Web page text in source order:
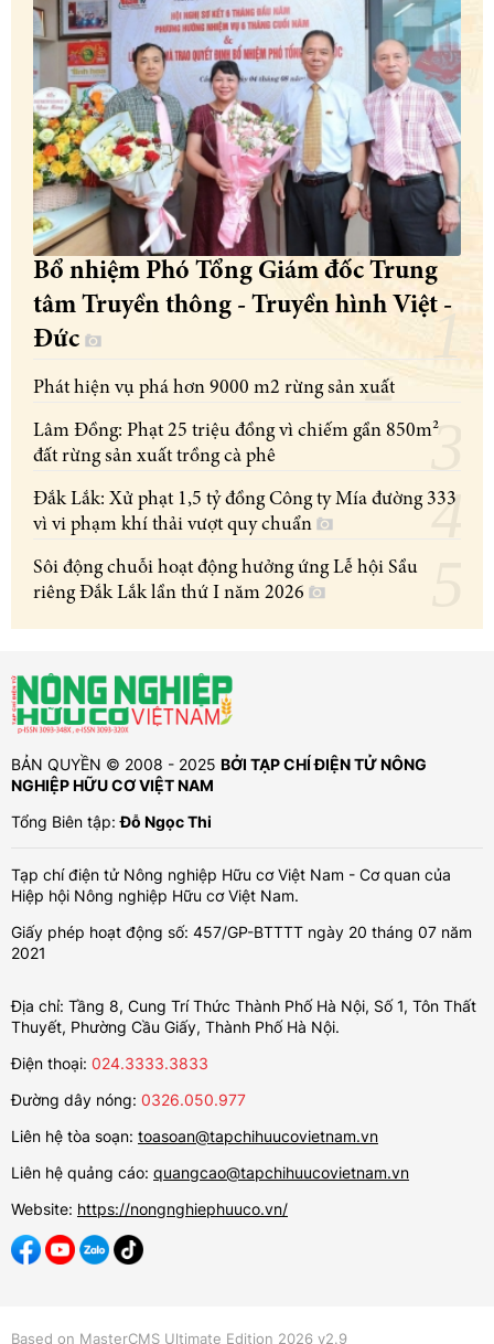
Bổ nhiệm Phó Tổng Giám đốc Trung
tâm Truyền thông - Truyền hình Việt -
Đức
Phát hiện vụ phá hơn 9000 m2 rừng sản xuất
Lâm Đồng: Phạt 25 triệu đồng vì chiếm gần 850m²
đất rừng sản xuất trồng cà phê
Đắk Lắk: Xử phạt 1,5 tỷ đồng Công ty Mía đường 333
vì vi phạm khí thải vượt quy chuẩn
Sôi động chuỗi hoạt động hưởng ứng Lễ hội Sầu
riêng Đắk Lắk lần thứ I năm 2026
BẢN QUYỀN © 2008 - 2025 BỞI TẠP CHÍ ĐIỆN TỬ NÔNG
NGHIỆP HỮU CƠ VIỆT NAM
Tổng Biên tập:Đỗ Ngọc Thi
Tạp chí điện tử Nông nghiệp Hữu cơ Việt Nam - Cơ quan của
Hiệp hội Nông nghiệp Hữu cơ Việt Nam.
Giấy phép hoạt động số: 457/GP-BTTTT ngày 20 tháng 07 năm
2021
Địa chỉ: Tầng 8, Cung Trí Thức Thành Phố Hà Nội, Số 1, Tôn Thất
Thuyết, Phường Cầu Giấy, Thành Phố Hà Nội.
Điện thoại: 024.3333.3833
Đường dây nóng: 0326.050.977
Liên hệ tòa soạn: toasoan@tapchihuucovietnam.vn
Liên hệ quảng cáo: quangcao@tapchihuucovietnam.vn
Website: https://nongnghiephuuco.vn/
Based on MasterCMS Ultimate Edition 2026 v2.9